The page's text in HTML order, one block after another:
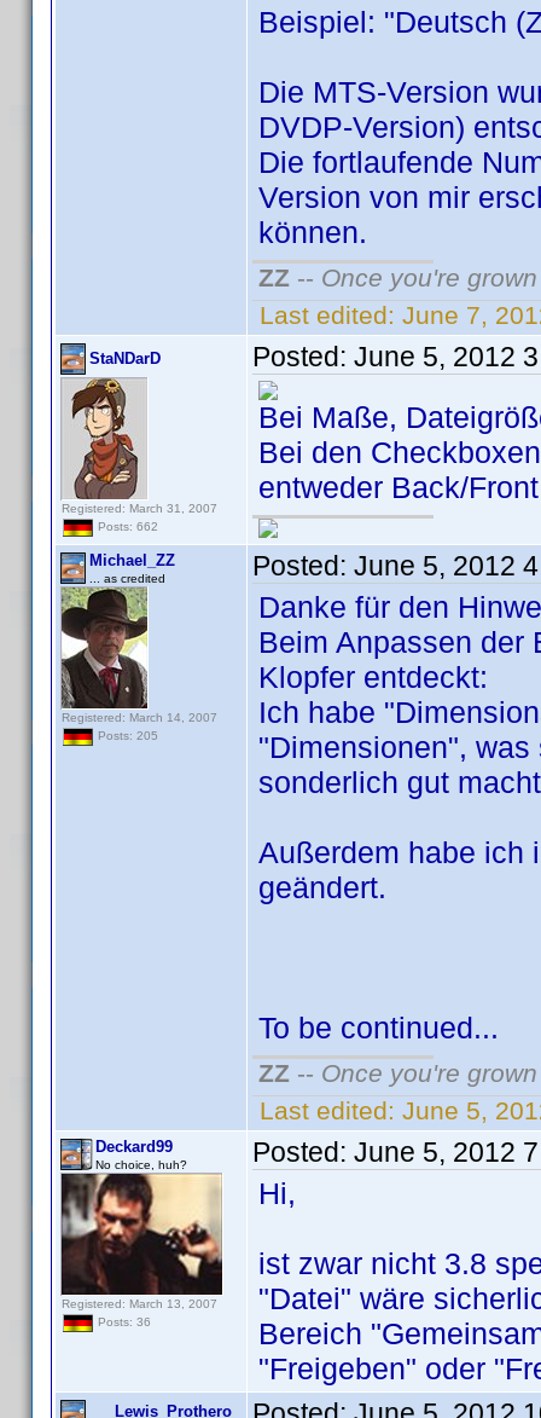
Beispiel: "Deutsch
Die MTS-Version
DVDP-Version)
Die fortlaufende
Version von mir
können.
ZZ -- Once you're
Last edited: June 7,
StaNDarD
Registered: March 31, 2007
Posts: 662
Posted: June 5, 2012
Bei Maße,
Bei den
entweder Back/
Michael_ZZ
... as credited
Registered: March 14, 2007
Posts: 205
Posted: June 5, 2012
Danke für den
Beim Anpassen der
Klopfer entdeckt:
Ich habe
"Dimensionen",
sonderlich gut
Außerdem habe ich
geändert.
To be continued...
ZZ -- Once you're
Last edited: June 5,
Deckard99
No choice, huh?
Registered: March 13, 2007
Posts: 36
Posted: June 5, 2012
Hi,
ist zwar nicht 3.8
"Datei" wäre
Bereich
"Freigeben" oder
Lewis_Prothero